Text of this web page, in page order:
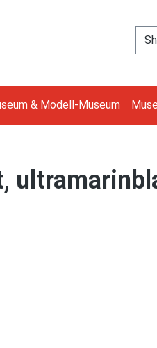
& Modell-Museum